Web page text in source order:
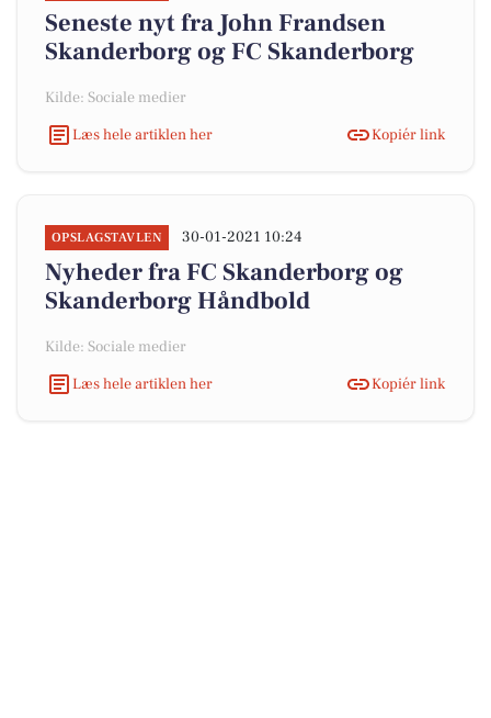
Seneste nyt fra John Frandsen
Skanderborg og FC Skanderborg
Kilde: Sociale medier
Læs hele artiklen her
Kopiér link
OPSLAGSTAVLEN 30-01-2021 10:24
Nyheder fra FC Skanderborg og
Skanderborg Håndbold
Kilde: Sociale medier
Læs hele artiklen her
Kopiér link